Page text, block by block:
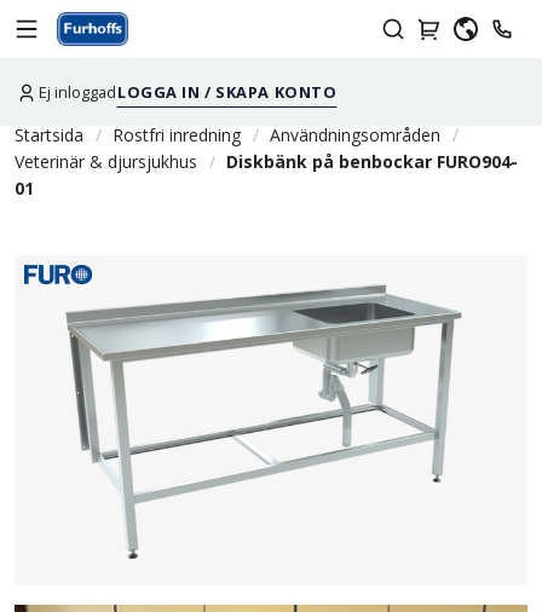
Ej inloggadLOGGA IN / SKAPA KONTO
Startsida Rostfri inredning
Användningsområden
Veterinär & djursjukhus
Diskbänk på benbockar FURO904-
01